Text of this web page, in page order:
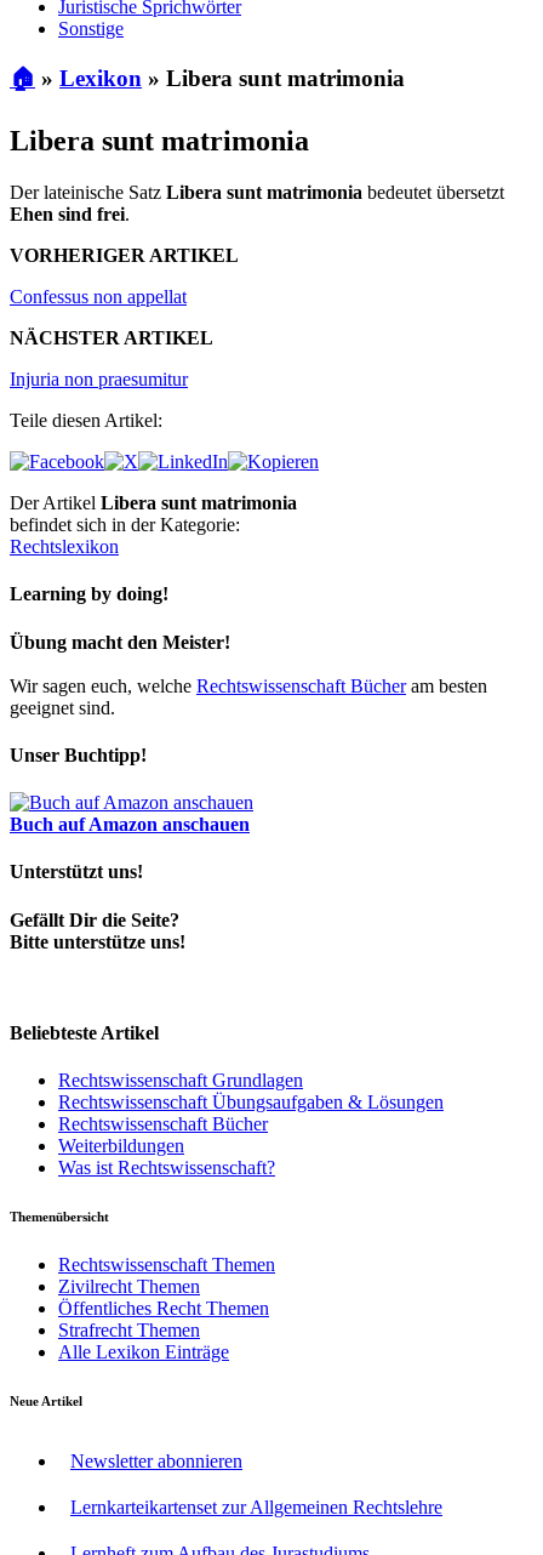
Juristische Sprichwörter
Sonstige
🏠 » Lexikon » Libera sunt matrimonia
Libera sunt matrimonia
Der lateinische Satz Libera sunt matrimonia bedeutet übersetzt
Ehen sind frei.
VORHERIGER ARTIKEL
Confessus non appellat
NÄCHSTER ARTIKEL
Injuria non praesumitur
Teile diesen Artikel:
Der Artikel Libera sunt matrimonia
befindet sich in der Kategorie:
Rechtslexikon
Learning by doing!
Übung macht den Meister!
Wir sagen euch, welche Rechtswissenschaft Bücheram besten
geeignet sind.
Unser Buchtipp!
Buch auf Amazon anschauen
Unterstützt uns!
Gefällt Dir die Seite?
Bitte unterstütze uns!
Beliebteste Artikel
Rechtswissenschaft Grundlagen
Rechtswissenschaft Übungsaufgaben & Lösungen
Rechtswissenschaft Bücher
Weiterbildungen
Was ist Rechtswissenschaft?
Themenübersicht
Rechtswissenschaft Themen
Zivilrecht Themen
Öffentliches Recht Themen
Strafrecht Themen
Alle Lexikon Einträge
Neue Artikel
Newsletter abonnieren
Lernkarteikartenset zur Allgemeinen Rechtslehre